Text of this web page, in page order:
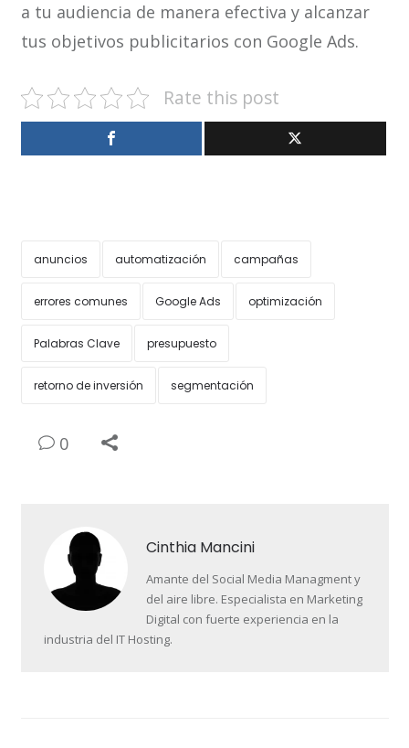
a tu audiencia de manera efectiva y alcanzar
tus objetivos publicitarios con Google Ads.
Rate this post
anuncios automatización campañas
errores comunes Google Ads optimización
Palabras Clave presupuesto
retorno de inversión segmentación
0
Cinthia Mancini
Amante del Social Media Managment y
del aire libre. Especialista en Marketing
Digital con fuerte experiencia en la
industria del IT Hosting.